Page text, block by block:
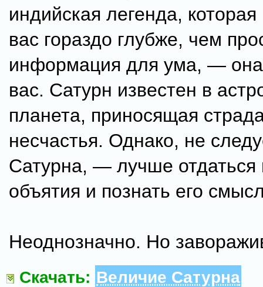
индийская легенда,
вас гораздо глубже, чем
информация для ума, — она
вас. Сатурн известен в
планета, приносящая
несчастья. Однако, не
Сатурна, — лучше отдаться
объятия и познать его
Неоднозначно. Но
Скачать: Величие Сатурна